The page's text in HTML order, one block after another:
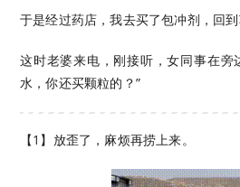
于是经过药店，我去买了包冲剂，回到
这时老婆来电，刚接听，女同事在旁
水，你还买颗粒的？”
【1】放歪了，麻烦再捞上来。